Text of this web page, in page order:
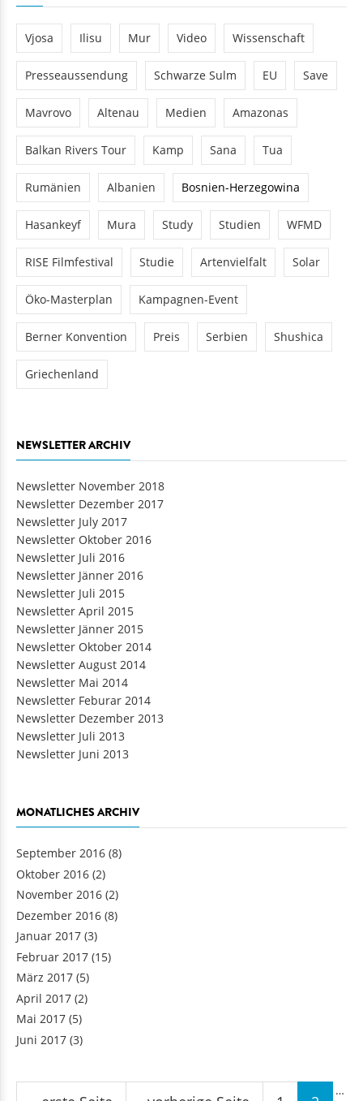
Vjosa Ilisu Mur Video Wissenschaft
Presseaussendung Schwarze Sulm EU Save
Mavrovo Altenau Medien Amazonas
Balkan Rivers Tour Kamp Sana Tua
Rumänien Albanien Bosnien-Herzegowina
Hasankeyf Mura Study Studien WFMD
RISE Filmfestival Studie Artenvielfalt Solar
Öko-Masterplan Kampagnen-Event
Berner Konvention Preis Serbien Shushica
Griechenland
NEWSLETTER ARCHIV
Newsletter November 2018
Newsletter Dezember 2017
Newsletter July 2017
Newsletter Oktober 2016
Newsletter Juli 2016
Newsletter Jänner 2016
Newsletter Juli 2015
Newsletter April 2015
Newsletter Jänner 2015
Newsletter Oktober 2014
Newsletter August 2014
Newsletter Mai 2014
Newsletter Feburar 2014
Newsletter Dezember 2013
Newsletter Juli 2013
Newsletter Juni 2013
MONATLICHES ARCHIV
September 2016 (8)
Oktober 2016 (2)
November 2016 (2)
Dezember 2016 (8)
Januar 2017 (3)
Februar 2017 (15)
März 2017 (5)
April 2017 (2)
Mai 2017 (5)
Juni 2017 (3)
Seiten …